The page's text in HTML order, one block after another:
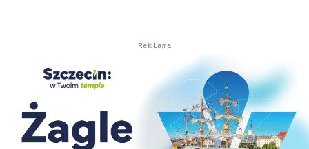
Reklama
Autopromocja
Autopromocja